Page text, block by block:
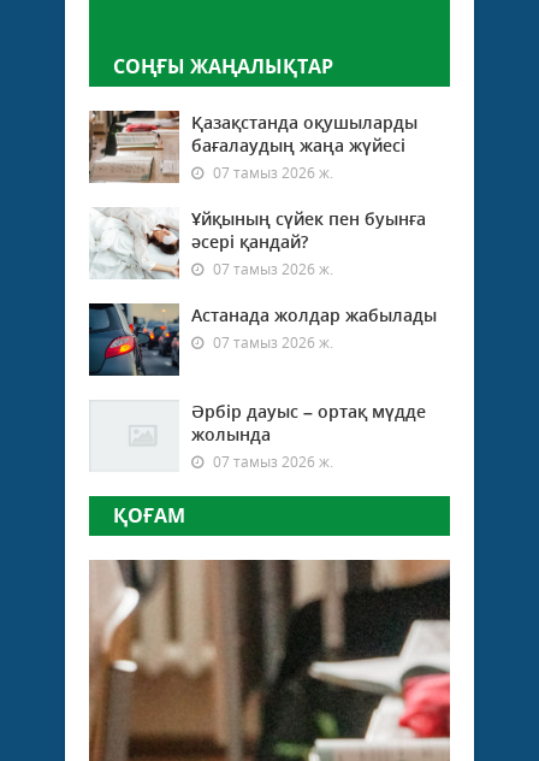
СОҢҒЫ ЖАҢАЛЫҚТАР
Қазақстанда оқушыларды
бағалаудың жаңа жүйесі
07 тамыз 2026 ж.
Ұйқының сүйек пен буынға
әсері қандай?
07 тамыз 2026 ж.
Астанада жолдар жабылады
07 тамыз 2026 ж.
Әрбір дауыс – ортақ мүдде
жолында
07 тамыз 2026 ж.
ҚОҒАМ